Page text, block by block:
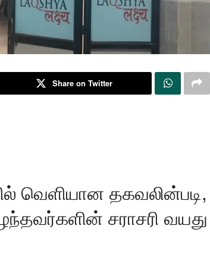
Share on Twitter
வெளியான தகவலின்படி,
சராசரி வயது